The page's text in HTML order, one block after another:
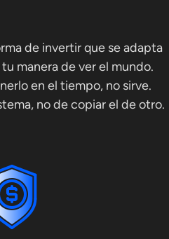
de invertir que se adapta
manera de ver el mundo.
en el tiempo, no sirve.
no de copiar el de otro.